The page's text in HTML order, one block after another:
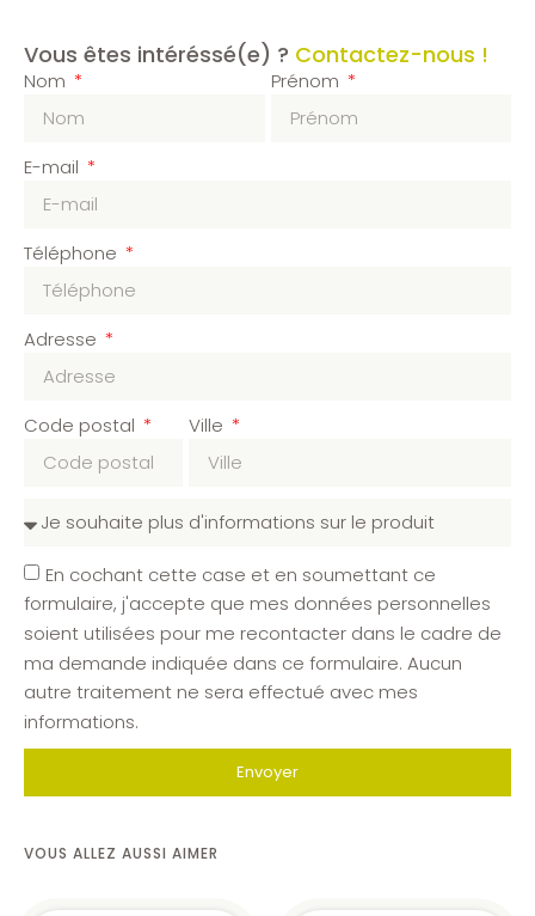
Vous êtes intéréssé(e) ? Contactez-nous !
Nom Prénom
E-mail
Téléphone
Adresse
Code postal Ville
En cochant cette case et en soumettant ce
formulaire, j'accepte que mes données personnelles
soient utilisées pour me recontacter dans le cadre de
ma demande indiquée dans ce formulaire. Aucun
autre traitement ne sera effectué avec mes
informations.
Envoyer
VOUS ALLEZ AUSSI AIMER